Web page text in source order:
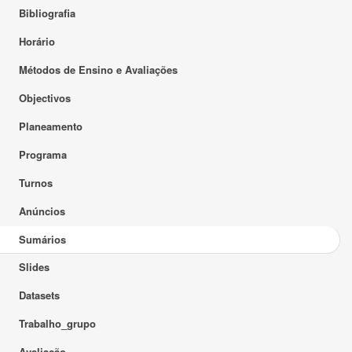
Bibliografia
Horário
Métodos de Ensino e Avaliações
Objectivos
Planeamento
Programa
Turnos
Anúncios
Sumários
Slides
Datasets
Trabalho_grupo